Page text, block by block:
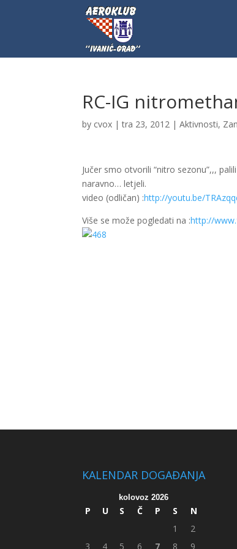
RC-IG
by cvox |tra 23, 2012 |Aktivnosti,
Jučer smo otvorili “nitro sezonu”,,,
naravno… letjeli.
video (odličan) :http://youtu.be/
Više se može pogledati na :http://
KALENDAR DOGAĐANJA
kolovoz 2026
P U S Č P S
N
1
2
3
4 5 6 7 8 9